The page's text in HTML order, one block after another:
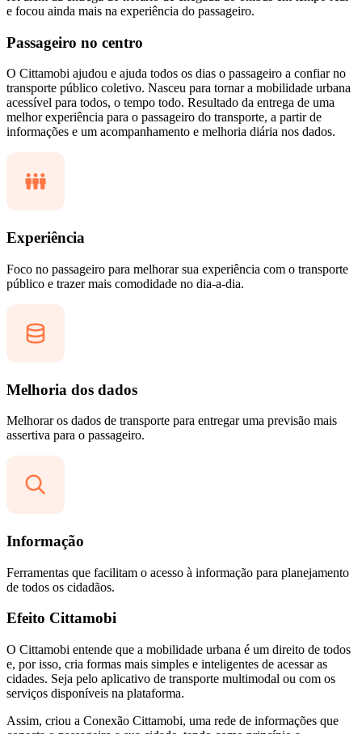
e focou ainda mais na experiência do passageiro.
Passageiro no centro
O Cittamobi ajudou e ajuda todos os dias o passageiro a confiar no
transporte público coletivo. Nasceu para tornar a mobilidade urbana
acessível para todos, o tempo todo. Resultado da entrega de uma
melhor experiência para o passageiro do transporte, a partir de
informações e um acompanhamento e melhoria diária nos dados.
Experiência
Foco no passageiro para melhorar sua experiência com o transporte
público e trazer mais comodidade no dia-a-dia.
Melhoria dos dados
Melhorar os dados de transporte para entregar uma previsão mais
assertiva para o passageiro.
Informação
Ferramentas que facilitam o acesso à informação para planejamento
de todos os cidadãos.
Efeito Cittamobi
O Cittamobi entende que a mobilidade urbana é um direito de todos
e, por isso, cria formas mais simples e inteligentes de acessar as
cidades. Seja pelo aplicativo de transporte multimodal ou com os
serviços disponíveis na plataforma.
Assim, criou a Conexão Cittamobi, uma rede de informações que